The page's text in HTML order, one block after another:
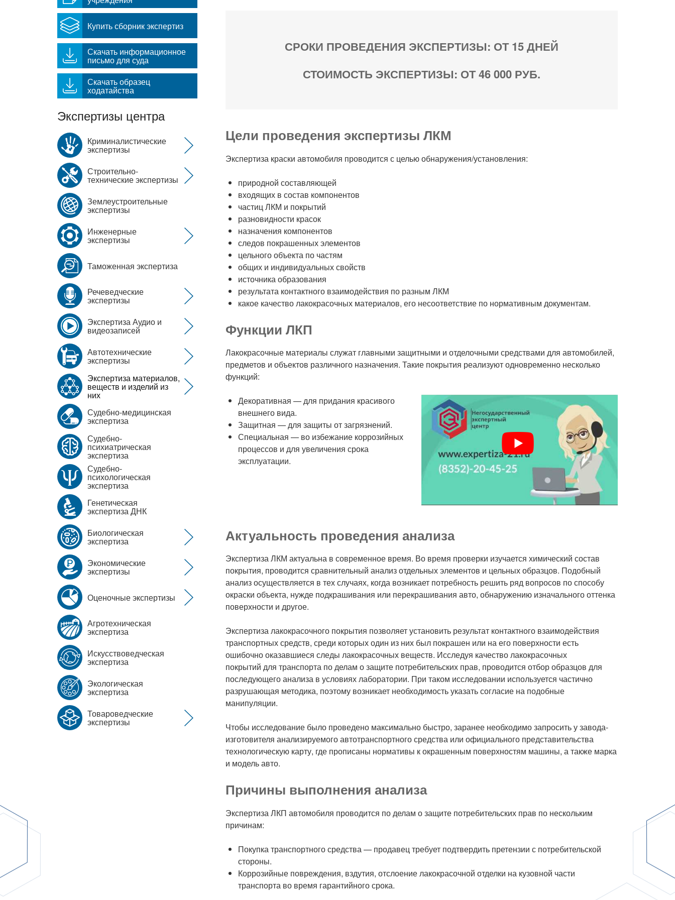
СРОКИ ПРОВЕДЕНИЯ ЭКСПЕРТИЗЫ: ОТ 15 ДНЕЙ
СТОИМОСТЬ ЭКСПЕРТИЗЫ: ОТ 46 000 РУБ.
Цели проведения экспертизы ЛКМ
Экспертиза краски автомобиля проводится с целью обнаружения/установления:
природной составляющей
входящих в состав компонентов
частиц ЛКМ и покрытий
разновидности красок
назначения компонентов
следов покрашенных элементов
цельного объекта по частям
общих и индивидуальных свойств
источника образования
результата контактного взаимодействия по разным ЛКМ
какое качество лакокрасочных материалов, его несоответствие по нормативным документам.
Функции ЛКП
Лакокрасочные материалы служат главными защитными и отделочными средствами для автомобилей,
предметов и объектов различного назначения. Такие покрытия реализуют одновременно несколько
функций:
Декоративная — для придания красивого
внешнего вида.
Защитная — для защиты от загрязнений.
Специальная — во избежание коррозийных
процессов и для увеличения срока
эксплуатации.
Актуальность проведения анализа
Экспертиза ЛКМ актуальна в современное время. Во время проверки изучается химический состав
покрытия, проводится сравнительный анализ отдельных элементов и цельных образцов. Подобный
анализ осуществляется в тех случаях, когда возникает потребность решить ряд вопросов по способу
окраски объекта, нужде подкрашивания или перекрашивания авто, обнаружению изначального оттенка
поверхности и другое.
Экспертиза лакокрасочного покрытия позволяет установить результат контактного взаимодействия
транспортных средств, среди которых один из них был покрашен или на его поверхности есть
ошибочно оказавшиеся следы лакокрасочных веществ. Исследуя качество лакокрасочных
покрытий для транспорта по делам о защите потребительских прав, проводится отбор образцов для
последующего анализа в условиях лаборатории. При таком исследовании используется частично
разрушающая методика, поэтому возникает необходимость указать согласие на подобные
манипуляции.
Чтобы исследование было проведено максимально быстро, заранее необходимо запросить у завода-
изготовителя анализируемого автотранспортного средства или официального представительства
технологическую карту, где прописаны нормативы к окрашенным поверхностям машины, а также марка
и модель авто.
Причины выполнения анализа
Экспертиза ЛКП автомобиля проводится по делам о защите потребительских прав по нескольким
причинам:
Покупка транспортного средства — продавец требует подтвердить претензии с потребительской
стороны.
Коррозийные повреждения, вздутия, отслоение лакокрасочной отделки на кузовной части
транспорта во время гарантийного срока.
Купить сборник экспертиз
Скачать информационное
письмо для суда
Скачать образец
ходатайства
Экспертизы центра
Криминалистические
экспертизы
Строительно-
технические экспертизы
Землеустроительные
экспертизы
Инженерные
экспертизы
Таможенная экспертиза
Речеведческие
экспертизы
Экспертиза Аудио и
видеозаписей
Автотехнические
экспертизы
Экспертиза материалов,
веществ и изделий из
них
Судебно-медицинская
экспертиза
Судебно-
психиатрическая
экспертиза
Судебно-
психологическая
экспертиза
Генетическая
экспертиза ДНК
Биологическая
экспертиза
Экономические
экспертизы
Оценочные экспертизы
Агротехническая
экспертиза
Искусствоведческая
экспертиза
Экологическая
экспертиза
Товароведческие
экспертизы